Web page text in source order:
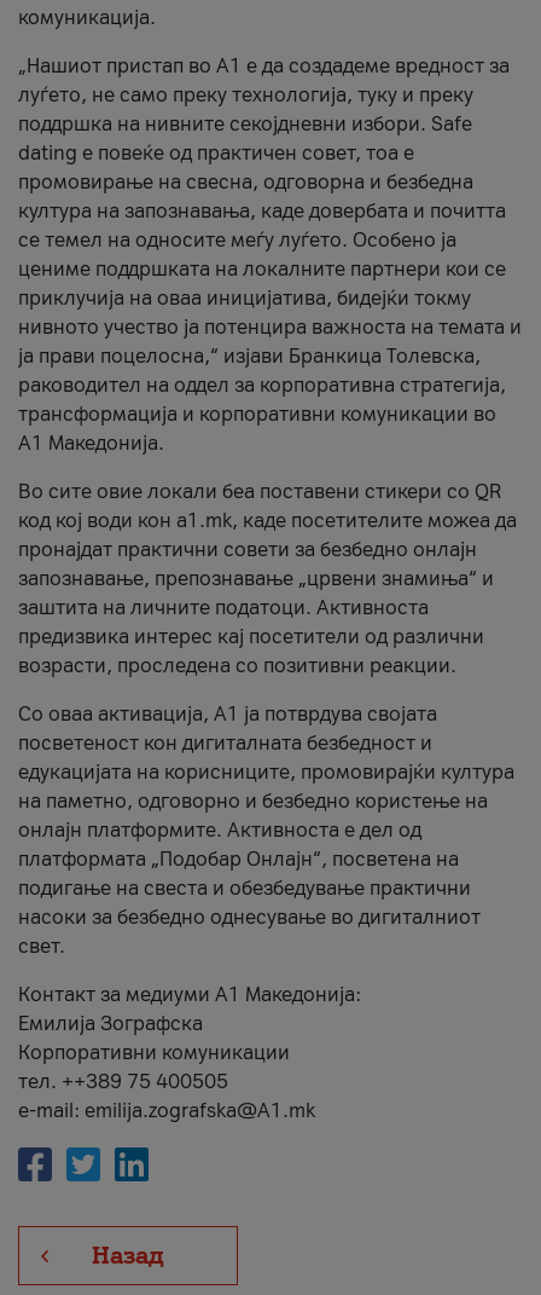
комуникација.
„Нашиот пристап во А1 е да создадеме вредност за
луѓето, не само преку технологија, туку и преку
поддршка на нивните секојдневни избори. Safe
dating е повеќе од практичен совет, тоа е
промовирање на свесна, одговорна и безбедна
култура на запознавања, каде довербата и почитта
се темел на односите меѓу луѓето. Особено ја
цениме поддршката на локалните партнери кои се
приклучија на оваа иницијатива, бидејќи токму
нивното учество ја потенцира важноста на темата и
ја прави поцелосна,“ изјави Бранкица Толевска,
раководител на оддел за корпоративна стратегија,
трансформација и корпоративни комуникации во
А1 Македонија.
Во сите овие локали беа поставени стикери со QR
код кој води кон a1.mk, каде посетителите можеа да
пронајдат практични совети за безбедно онлајн
запознавање, препознавање „црвени знамиња“ и
заштита на личните податоци. Активноста
предизвика интерес кај посетители од различни
возрасти, проследена со позитивни реакции.
Со оваа активација, А1 ја потврдува својата
посветеност кон дигиталната безбедност и
едукацијата на корисниците, промовирајќи култура
на паметно, одговорно и безбедно користење на
онлајн платформите. Активноста е дел од
платформата „Подобар Онлајн“, посветена на
подигање на свеста и обезбедување практични
насоки за безбедно однесување во дигиталниот
свет.
Контакт за медиуми А1 Македонија:
Емилија Зографска
Корпоративни комуникации
тел. ++389 75 400505
e-mail: emilija.zografska@A1.mk
Назад